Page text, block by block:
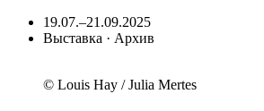
19.07.–21.09.2025
Выставка · Архив
© Louis Hay / Julia Mertes